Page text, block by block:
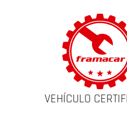
VEHÍCULO